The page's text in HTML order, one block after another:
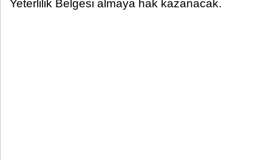
Yeterlilik Belgesi almaya hak kazanacak.